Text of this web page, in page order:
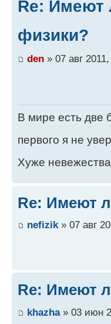
Re: Имеют
физики?
den » 07 авг
В мире есть две
первого я не
Хуже
Re: Имеют
nefizik» 07 авг
Re: Имеют
khazha» 03 июн